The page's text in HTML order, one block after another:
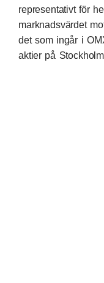
representativt för
marknadsvärdet
det som ingår i
aktier på